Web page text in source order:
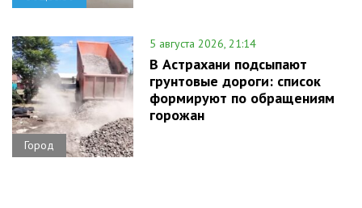
Город
5 августа 2026, 21:14
В Астрахани подсыпают
грунтовые дороги: список
формируют по обращениям
горожан